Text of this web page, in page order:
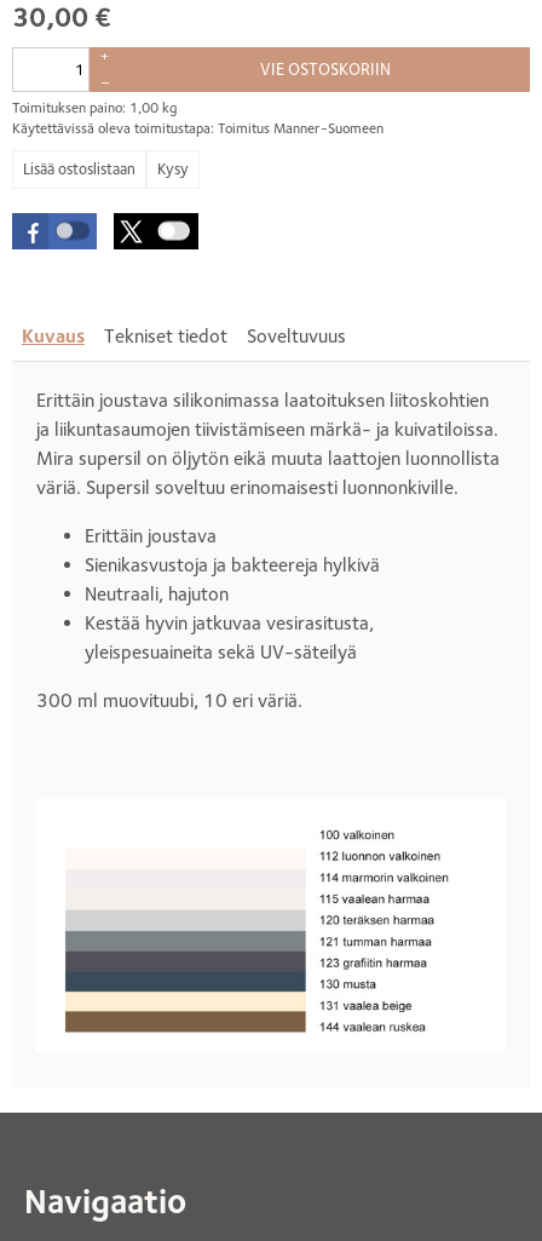
30,00 €
Toimituksen paino: 1,00 kg
+
–
VIE OSTOSKORIIN
Käytettävissä oleva toimitustapa: Toimitus Manner-Suomeen
Kysy
Kuvaus Tekniset tiedot Soveltuvuus
Erittäin joustava silikonimassa laatoituksen liitoskohtien
ja liikuntasaumojen tiivistämiseen märkä- ja kuivatiloissa.
Mira supersil on öljytön eikä muuta laattojen luonnollista
väriä. Supersil soveltuu erinomaisesti luonnonkiville.
Erittäin joustava
Sienikasvustoja ja bakteereja hylkivä
Neutraali, hajuton
Kestää hyvin jatkuvaa vesirasitusta,
yleispesuaineita sekä UV-säteilyä
300 ml muovituubi, 10 eri väriä.
Navigaatio